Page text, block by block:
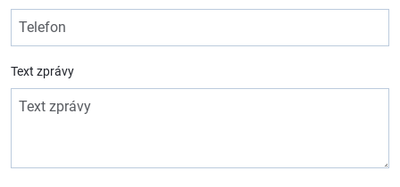
Text zprávy